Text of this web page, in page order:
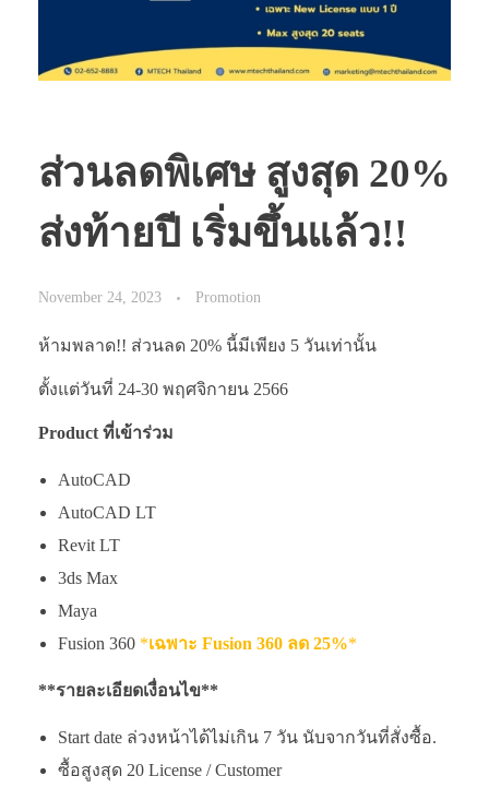
ส่วนลดพิเศษ สูงสุด 20%
ส่งท้ายปี เริ่มขึ้นแล้ว!!
November 24, 2023 Promotion
ห้ามพลาด!! ส่วนลด 20% นี้มีเพียง 5 วันเท่านั้น
ตั้งแต่วันที่ 24-30 พฤศจิกายน 2566
Product ที่เข้าร่วม
AutoCAD
AutoCAD LT
Revit LT
3ds Max
Maya
Fusion 360 *เฉพาะ Fusion 360 ลด 25%*
**รายละเอียดเงื่อนไข**
Start date ล่วงหน้าได้ไม่เกิน 7 วัน นับจากวันที่สั่งซื้อ.
ซื้อสูงสุด 20 License / Customer